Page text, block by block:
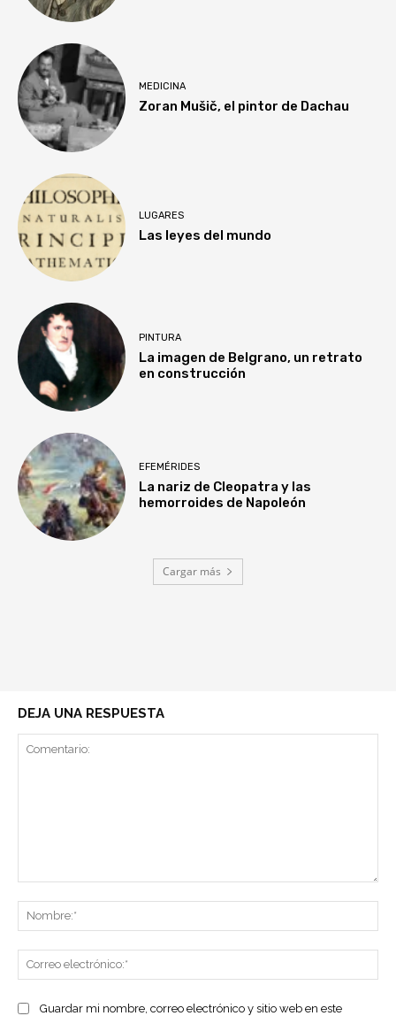
MEDICINA
Zoran Mušič, el pintor de Dachau
LUGARES
Las leyes del mundo
PINTURA
La imagen de Belgrano, un retrato
en construcción
EFEMÉRIDES
La nariz de Cleopatra y las
hemorroides de Napoleón
Cargar más
DEJA UNA RESPUESTA
Guardar mi nombre, correo electrónico y sitio web en este